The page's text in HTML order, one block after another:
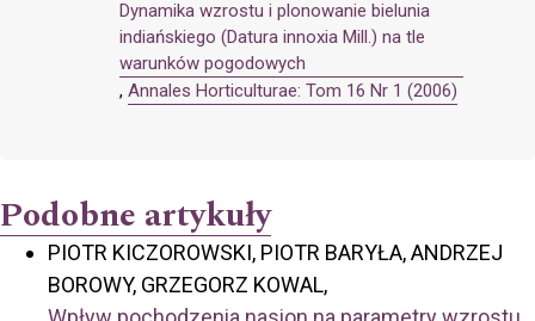
Dynamika wzrostu i plonowanie bielunia
indiańskiego (Datura innoxia Mill.) na tle
warunków pogodowych
, Annales Horticulturae: Tom 16 Nr 1 (2006)
Podobne artykuły
PIOTR KICZOROWSKI, PIOTR BARYŁA, ANDRZEJ
BOROWY, GRZEGORZ KOWAL,